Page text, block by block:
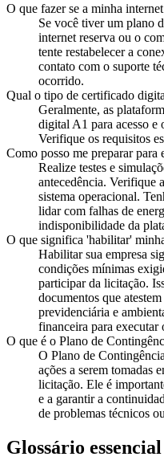
O que fazer se a minha
Se você tiver um plano
internet reserva ou o
tente restabelecer a
contato com o suporte
ocorrido.
Qual o tipo de certificado
Geralmente, as
digital A1 para acesso e
Verifique os requisitos
Como posso me preparar para
Realize testes e
antecedência. Verifique
sistema operacional.
lidar com falhas de
indisponibilidade da
O que significa 'habilitar'
Habilitar sua empresa
condições mínimas
participar da licitação.
documentos que
previdenciária e
financeira para executar
O que é o Plano de
O Plano de
ações a serem tomadas
licitação. Ele é
e a garantir a
de problemas técnicos
Glossário essencial